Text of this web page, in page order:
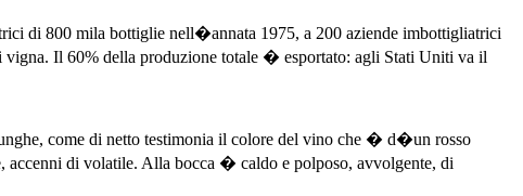
di 800 mila bottiglie nell�annata 1975, a 200 aziende imbottigliatrici
Il 60% della produzione totale � esportato: agli Stati Uniti va il
come di netto testimonia il colore del vino che � d�un rosso
di volatile. Alla bocca � caldo e polposo, avvolgente, di